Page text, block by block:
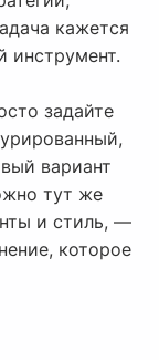
кажется
инструмент.
задайте
вариант
тут же
и стиль, —
которое